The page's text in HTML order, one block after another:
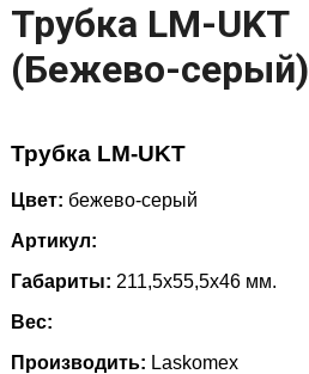
Трубка LM-UKT
(Бежево-серый)
Трубка LM-UKT
Цвет: бежево-серый
Артикул:
Габариты: 211,5х55,5х46 мм.
Вес:
Производить: Laskomex